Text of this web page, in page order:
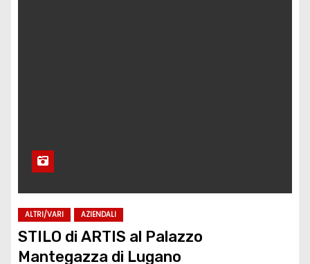
ALTRI/VARI AZIENDALI
STILO di ARTIS al Palazzo
Mantegazza di Lugano